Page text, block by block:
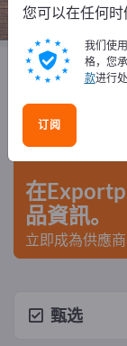
1
Exportpages
在
需求 – 供應 –
在
品資訊。
立即成為供應
甄选
您可以在任何时
我们使
格，您
款进行处
订阅